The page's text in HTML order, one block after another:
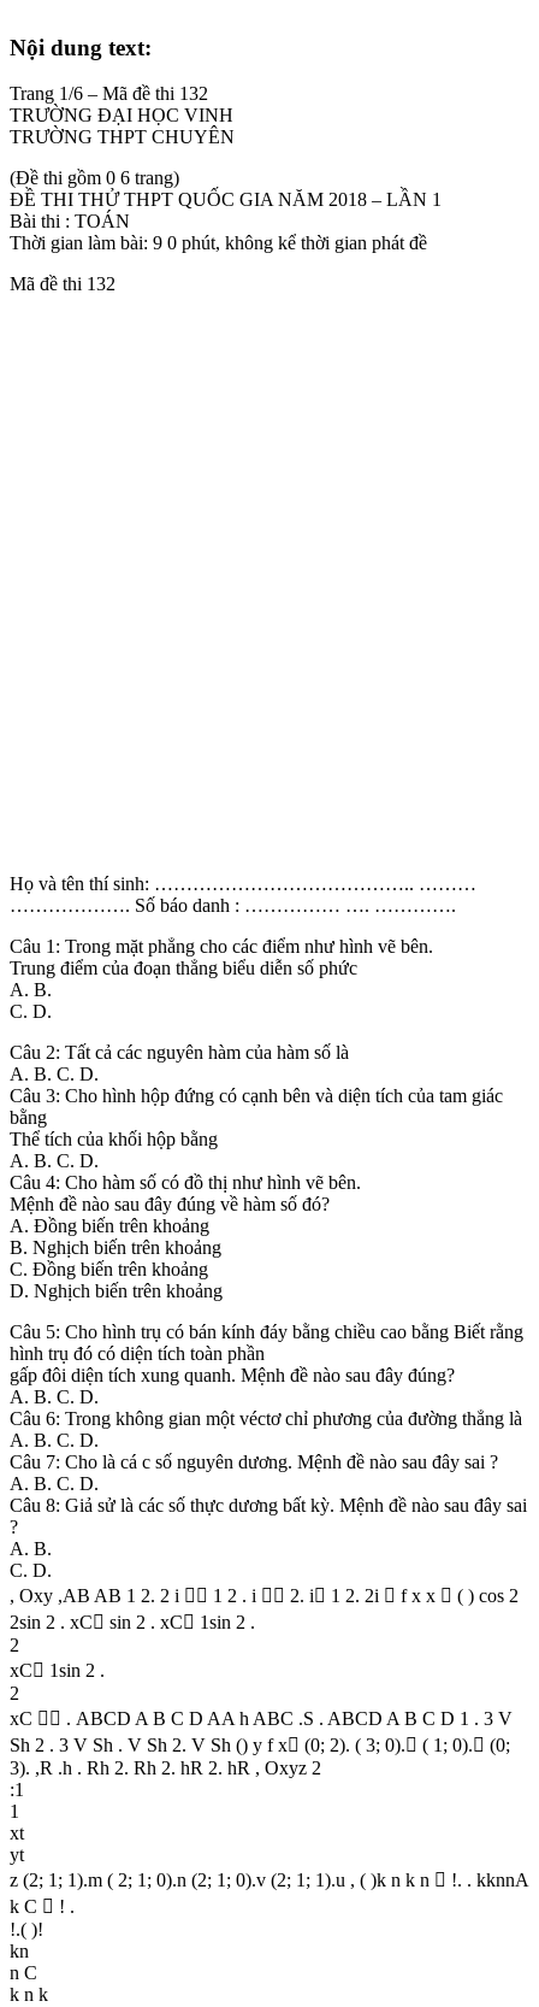
Nội dung text:
Trang 1/6 – Mã đề thi 132
TRƯỜNG ĐẠI HỌC VINH
TRƯỜNG THPT CHUYÊN
(Đề thi gồm 0 6 trang)
ĐỀ THI THỬ THPT QUỐC GIA NĂM 2018 – LẦN 1
Bài thi : TOÁN
Thời gian làm bài: 9 0 phút, không kể thời gian phát đề
Mã đề thi 132
Họ và tên thí sinh: ………………………………….. ………
………………. Số báo danh : …………… …. ………….
Câu 1: Trong mặt phẳng cho các điểm như hình vẽ bên.
Trung điểm của đoạn thẳng biểu diễn số phức
A. B.
C. D.
Câu 2: Tất cả các nguyên hàm của hàm số là
A. B. C. D.
Câu 3: Cho hình hộp đứng có cạnh bên và diện tích của tam giác
bằng
Thể tích của khối hộp bằng
A. B. C. D.
Câu 4: Cho hàm số có đồ thị như hình vẽ bên.
Mệnh đề nào sau đây đúng về hàm số đó?
A. Đồng biến trên khoảng
B. Nghịch biến trên khoảng
C. Đồng biến trên khoảng
D. Nghịch biến trên khoảng
Câu 5: Cho hình trụ có bán kính đáy bằng chiều cao bằng Biết rằng
hình trụ đó có diện tích toàn phần
gấp đôi diện tích xung quanh. Mệnh đề nào sau đây đúng?
A. B. C. D.
Câu 6: Trong không gian một véctơ chỉ phương của đường thẳng là
A. B. C. D.
Câu 7: Cho là cá c số nguyên dương. Mệnh đề nào sau đây sai ?
A. B. C. D.
Câu 8: Giả sử là các số thực dương bất kỳ. Mệnh đề nào sau đây sai
?
A. B.
C. D.
, Oxy ,AB AB 1 2. 2 i  1 2 . i  2. i 1 2. 2i  f x x  ( ) cos 2
2sin 2 . xC sin 2 . xC 1sin 2 .
2
xC 1sin 2 .
2
xC  . ABCD A B C D AA h ABC .S . ABCD A B C D 1 . 3 V
Sh 2 . 3 V Sh . V Sh 2. V Sh () y f x (0; 2). ( 3; 0). ( 1; 0). (0;
3). ,R .h . Rh 2. Rh 2. hR 2. hR , Oxyz 2
:1
1
xt
yt
z (2; 1; 1).m ( 2; 1; 0).n (2; 1; 0).v (2; 1; 1).u , ( )k n k n  !. . kknnA
k C  ! .
!.( )!
kn
n C
k n k